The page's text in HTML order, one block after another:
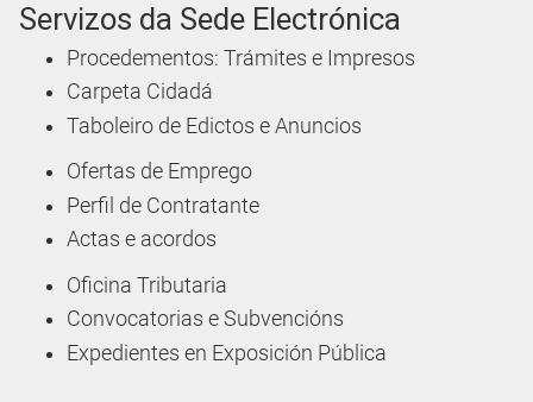
Servizos da Sede Electrónica
Procedementos: Trámites e Impresos
Carpeta Cidadá
Taboleiro de Edictos e Anuncios
Ofertas de Emprego
Perfil de Contratante
Actas e acordos
Oficina Tributaria
Convocatorias e Subvencións
Expedientes en Exposición Pública